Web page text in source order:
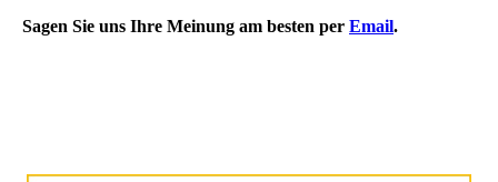
Sagen Sie uns Ihre Meinung am besten per Email.